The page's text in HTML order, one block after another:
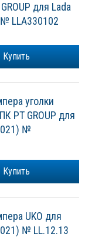
для Lada
LLA330102
Купить
уголки
PT GROUP для
№
Купить
UKO для
№ LL.12.13